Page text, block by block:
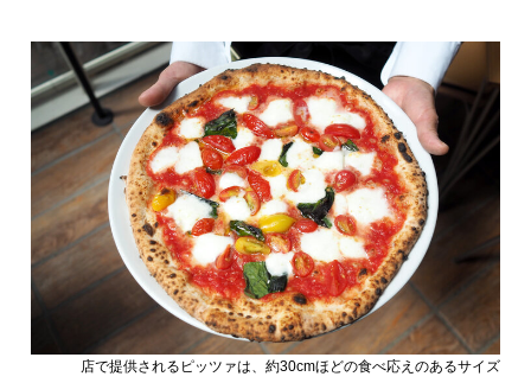
店で提供されるピッツァは、約30cmほどの食べ応えのあるサイズ